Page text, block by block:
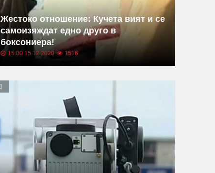
Жестоко отношение: Кучета вият и се
самоизяждат едно друго в
боксониера!
15:00 15.12.2020 1516